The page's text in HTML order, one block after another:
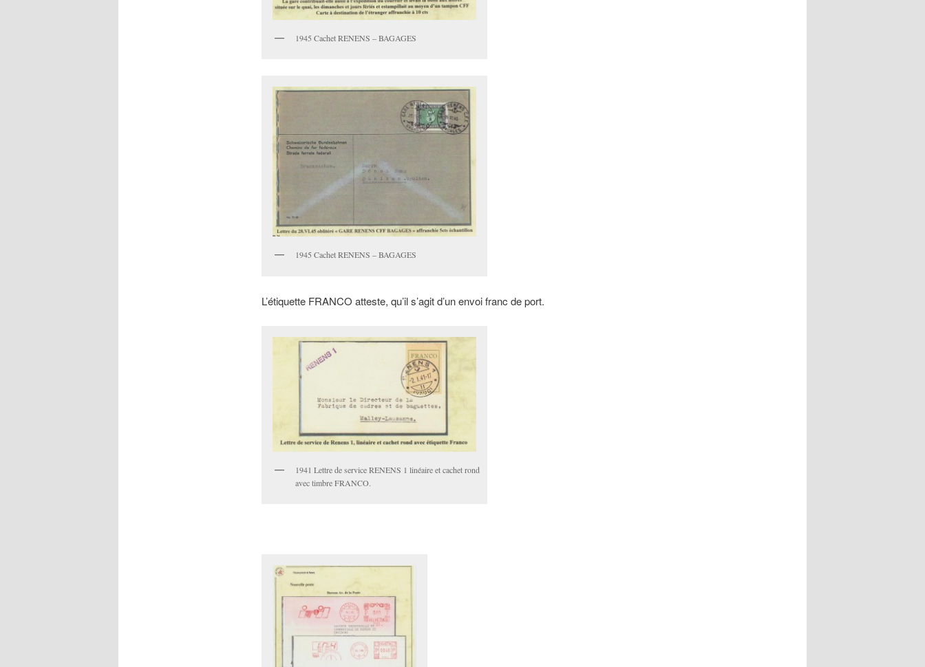
1945 Cachet RENENS – BAGAGES
1945 Cachet RENENS – BAGAGES
L’étiquette FRANCO atteste, qu’il s’agit d’un envoi franc de port.
1941 Lettre de service RENENS 1 linéaire et cachet rond
avec timbre FRANCO.